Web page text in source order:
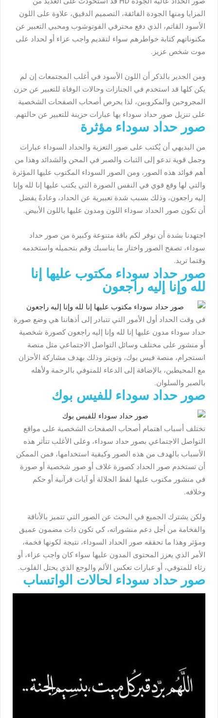
المزايا ومنها الجودة الفائقة، التصميم الدقيق، علاوة على اللون
الأسود القاتم، الذي دفع محترفي الفوتوشوب ومحبي التعبير عن
مكنوناتهم كتابة خواطرهم سواء لتقديم واجب عزاء أو لحداد على
موت شخص عزيز.
ومن الجدير بالذكر أن اللون الأسود في أغلب المجتمعات إن لم
يكن كلها قد استخدم في الجنازات وحالات الوفاة للتعبير عن حزن
المجروحين والمكروبين، لذا يحرص أصحاب الصفحات الشخصية
على تنزيل صور حداد سوداء بها عبارات حزينة للتعبير عن حالتهم.
صور حداد سوداء مؤثرة
من البديهي أن يُكتب على صور التعزية والحداد السوداء عبارات
وجمل قوية تدعو إلى الثبات والصبر في المحن والشدائد وهذا من
أهم فوائد هذه الصور، ومن الصور السوداء المكتوب عليها المؤثرة
والتي لها وقع قوي في النفس الصورة التي يكتب عليها إنا لله وإنا
إليه راجعون، وذلك بسبب شدة تعبيرية عن الحداد، وعادةً يفضل
أن تكون صور الحداد سوداء اللون ومدون عليها باللون الأبيض.
اجتهدنا بشدة أن نوفر لكم باقة متنوعة وكبيرة من صور حداد
سوداء، تصفح الصور واختار ما يناسبك وقم بتحميله واستخدمه
وقتما تريد.
صور حداد سوداء مكتوب عليها إنا
لله وإنا إليه راجعون
في وقت الحداد أول الأمور التي تتبادر إلى أذهاننا هي وضع صورة
حداد سوداء مدون عليها إنا لله وإنا إليه راجعون كصورة شخصية
أو منشور على مختلف وسائل التواصل الاجتماعي مثل منصة
انستجرام، منصة فيس بوك، وتويتر وذلك بهدف مشاركة الأحزان
مع المحيطين، بالإضافة إلى الدعاء للمتوفي بالرحمة ولأهله
بالصبر والسلوان.
صور حداد سوداء للفيس بوك
تختلف أسباب اهتمام أصحاب الصفحات الشخصية على مواقع
التواصل الاجتماعي بصور حداد سوداء، وعلى الأغلب تتأثر هذه
الأسباب بالهدف من هذه الصور وكيفية استخدامها، فمن الممكن
أن تستخدم صور الحداد كصورة غلاف أو صور شخصية أو صورة
في منشور مكتوب عليها لفظ الجلالة أو آيات قرآنية أو حكم
وخلافه.
ولكن يشترك الجميع في البحث عن الصور التي تتميز بالأناقة
والفخامة من أجل دعم منشوراته، كي تكون ذات مضمون عميق
ومؤثر وهذا ما تحققه صور الحداد السوداء، نتيجة لكونها فخمة،
الأمر الذي يعزز المحتوى المدون عليها سواء كان واجب عزاء، أو
رثاء للمتوفي، أو عبارات تعكس الألم والوجع الذي يحتل القلوب.
صور حداد سوداء لحالات الواتساب